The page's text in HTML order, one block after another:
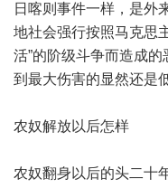
日喀则事件一样，是外
地社会强行按照马克思
活”的阶级斗争而造成
到最大伤害的显然还是
农奴解放以后怎样
农奴翻身以后的头二十